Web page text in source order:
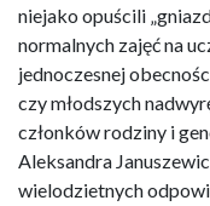
niejako opuścili
normalnych zajęć na
jednoczesnej
czy młodszych
członków rodziny i
Aleksandra
wielodzietnych